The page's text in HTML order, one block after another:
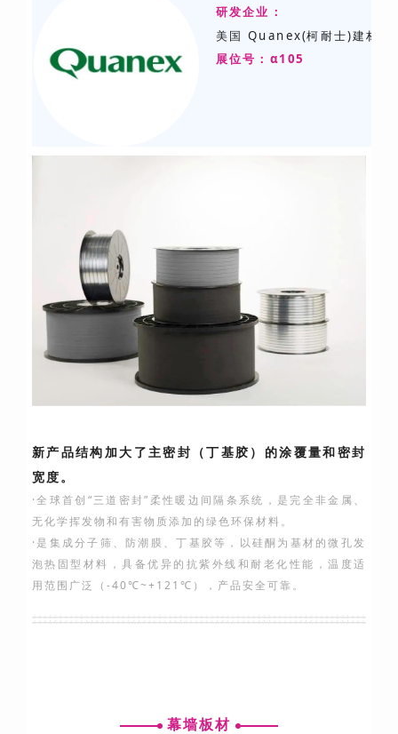
研发企业：
美国 Quanex(柯耐士)建材产
展位号：α105
新产品结构加大了主密封（丁基胶）的涂覆量和密封
宽度。
·全球首创“三道密封”柔性暖边间隔条系统，是完全非金属、
无化学挥发物和有害物质添加的绿色环保材料。
·是集成分子筛、防潮膜、丁基胶等，以硅酮为基材的微孔发
泡热固型材料，具备优异的抗紫外线和耐老化性能，温度适
用范围广泛（-40℃~+121℃），产品安全可靠。
幕墙板材